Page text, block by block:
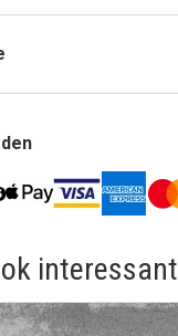
interessant